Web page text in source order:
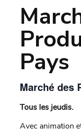
Pays
Marché des
Tous les jeudis.
Avec animation